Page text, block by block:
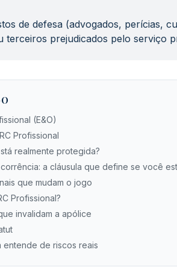
de defesa (advogados, perícias,
terceiros prejudicados pelo serviço
(E&O)
Profissional
realmente protegida?
a cláusula que define se você
que mudam o jogo
Profissional?
invalidam a apólice
entende de riscos reais